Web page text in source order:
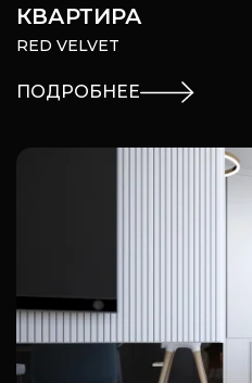
КВАРТИРА
RED VELVET
ПОДРОБНЕЕ